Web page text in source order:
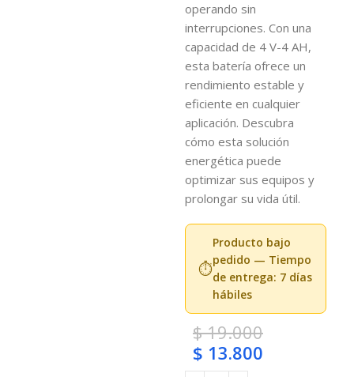
operando sin
interrupciones. Con una
capacidad de 4 V-4 AH,
esta batería ofrece un
rendimiento estable y
eficiente en cualquier
aplicación. Descubra
cómo esta solución
energética puede
optimizar sus equipos y
prolongar su vida útil.
⏱️
Producto bajo
pedido — Tiempo
de entrega: 7 días
hábiles
$19.000
$ 13.800